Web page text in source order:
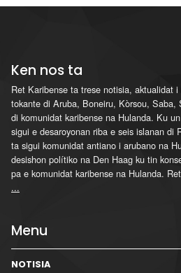
Ken nos ta
Ret Karibense ta trese notisia, aktualidat
tokante di Aruba, Boneiru, Kòrsou,
di komunidat karibense na Hulanda. Ku
sigui e desaroyonan riba e seis islanan di
ta sigui komunidat antiano i arubano na
desishon polítiko na Den Haag ku tin
pa e komunidat karibense na Hulanda.
...
Menu
NOTISIA